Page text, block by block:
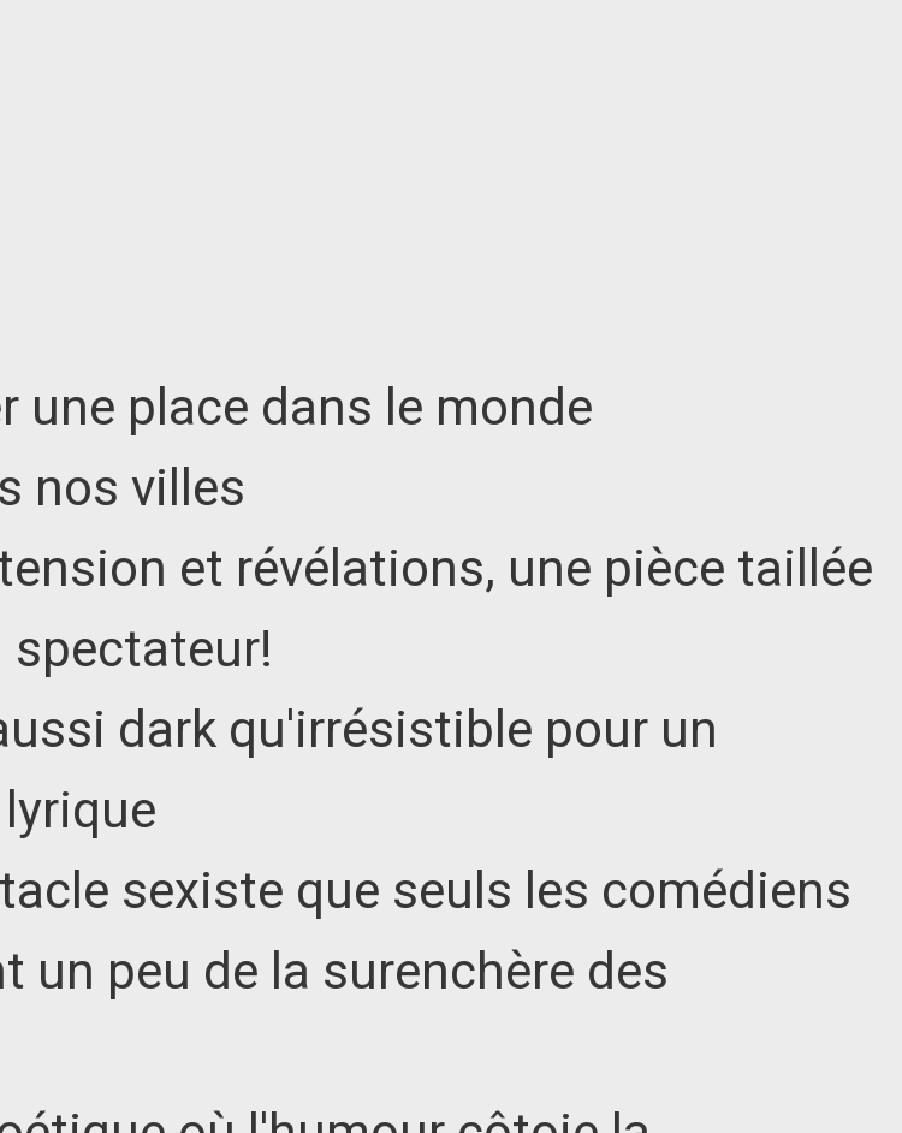
une place dans le monde
nos villes
et révélations, une pièce taillée
spectateur!
dark qu'irrésistible pour un
sexiste que seuls les comédiens
un peu de la surenchère des